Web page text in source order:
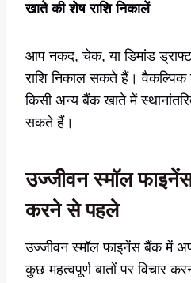
खाते की शेष राशि निकालें
आप नकद, चेक, या डिमांड
राशि निकाल सकते हैं।
किसी अन्य बैंक खाते में
सकते हैं।
उज्जीवन स्मॉल
करने से पहले
उज्जीवन स्मॉल फाइनेंस बैंक में
कुछ महत्वपूर्ण बातों पर विचार